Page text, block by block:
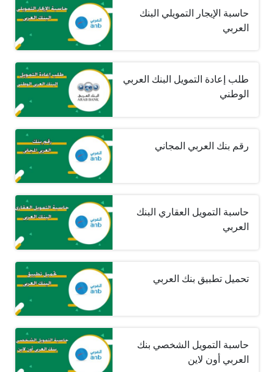
حاسبة الإيجار التمويلي البنك
العربي
طلب إعادة التمويل البنك العربي
الوطني
رقم بنك العربي المجاني
حاسبة التمويل العقاري البنك
العربي
تحميل تطبيق بنك العربي
حاسبة التمويل الشخصي بنك
العربي أون لاين